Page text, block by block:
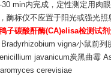
min内完成，定性测定用肉
酶标仪不应置于阳光或强光照
子碳酸酐酶(CA)elisa检测试
vigna小鼠前列
javanicum炭黑曲霉
cerevisiae